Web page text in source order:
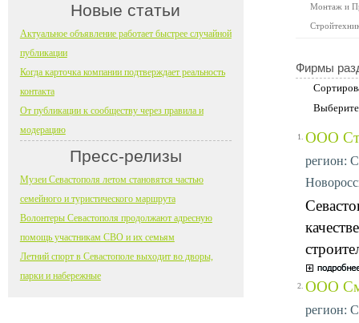
Монтаж и
Фирмы
1. ООО
регион:
2. ООО
регион:
Новые статьи
Актуальное объявление работает быстрее случайной
публикации
Когда карточка компании подтверждает реальность
контакта
От публикации к сообществу через правила и
модерацию
Пресс-релизы
Музеи Севастополя летом становятся частью
семейного и туристического маршрута
Волонтеры Севастополя продолжают адресную
помощь участникам СВО и их семьям
Летний спорт в Севастополе выходит во дворы,
парки и набережные